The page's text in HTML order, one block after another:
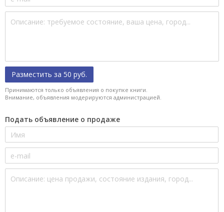
Разместить за 50 руб.
Принимаются только объявления о покупке книги.
Внимание, объявления модерируются администрацией.
Подать объявление о продаже